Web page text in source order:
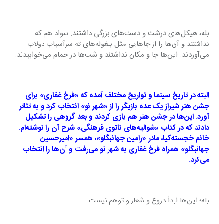
بله، هیکل‌های درشت و دست‌های بزرگی داشتند. سواد هم که
نداشتند و آن‌ها را از جاهایی مثل بیغوله‌های ته سرآسیاب دولاب
می‌آوردند. این‌ها جا و مکان نداشتند و شب‌ها در حمام می‌خوابیدند.
البته در تاریخ سینما و تواریخ مختلف آمده که «فرخ غفاری» برای
جشن هنر شیراز یک عده بازیگر را از «شهر نو» انتخاب کرد و به تئاتر
آورد. این‌ها در جشن هنر هم بازی کردند و بعد گروهی را تشکیل
دادند که در کتاب «شوالیه‌های ناتوی فرهنگی» شرح آن را نوشته‌ام.
خانم خجسته‌کیا، مادر «رامین جهانبگلو»، همسر «امیرحسین
جهانبگلو» همراه فرخ غفاری به شهر نو می‌رفت و آن‌ها را انتخاب
می‌کرد.
بله؛ این‌ها ابداً دروغ و شعار و توهم نیست.